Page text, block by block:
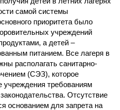
самой системы
приоритета было
учреждений
а детей –
питанием. Все лагеря в
располагать санитарно-
(СЭЗ), которое
учреждения требованиям
Отсутствие
основанием для запрета на